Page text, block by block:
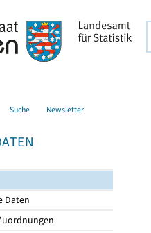
Suche Newsletter
Daten